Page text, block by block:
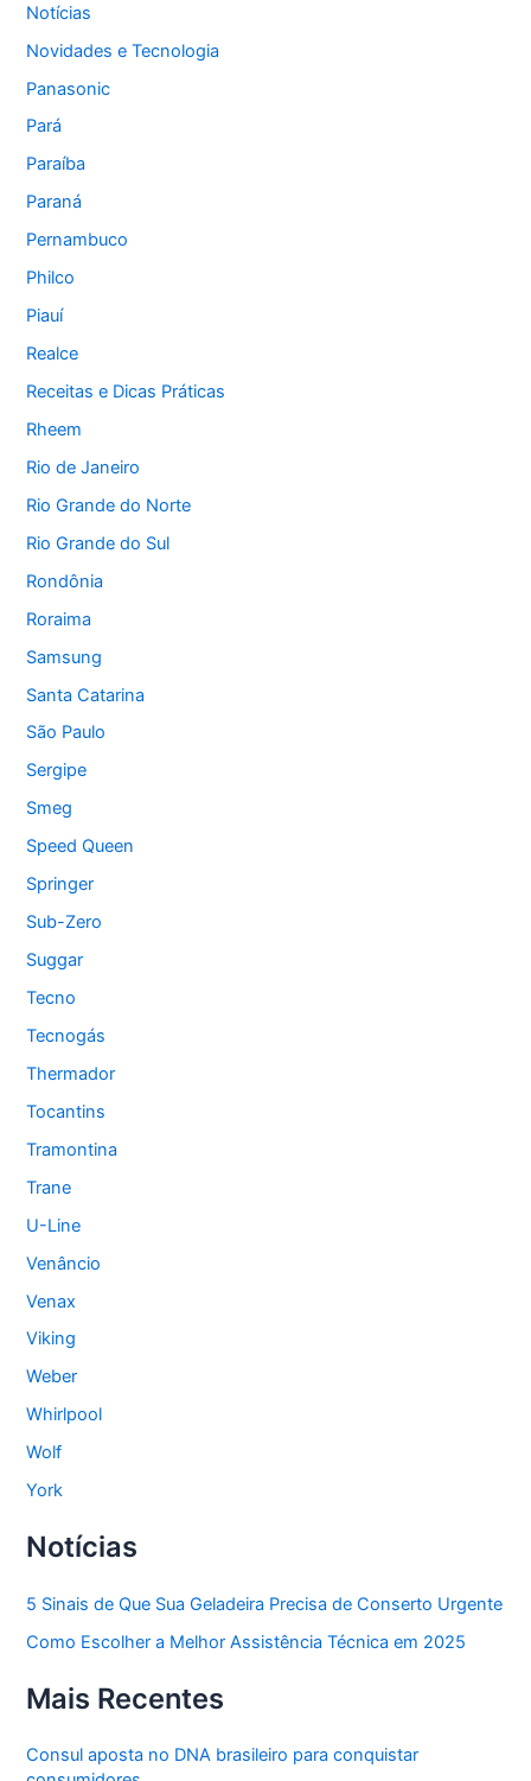
Notícias
Novidades e Tecnologia
Panasonic
Pará
Paraíba
Paraná
Pernambuco
Philco
Piauí
Realce
Receitas e Dicas Práticas
Rheem
Rio de Janeiro
Rio Grande do Norte
Rio Grande do Sul
Rondônia
Roraima
Samsung
Santa Catarina
São Paulo
Sergipe
Smeg
Speed Queen
Springer
Sub-Zero
Suggar
Tecno
Tecnogás
Thermador
Tocantins
Tramontina
Trane
U-Line
Venâncio
Venax
Viking
Weber
Whirlpool
Wolf
York
Notícias
5 Sinais de Que Sua Geladeira Precisa de Conserto Urgente
Como Escolher a Melhor Assistência Técnica em 2025
Mais Recentes
Consul aposta no DNA brasileiro para conquistar